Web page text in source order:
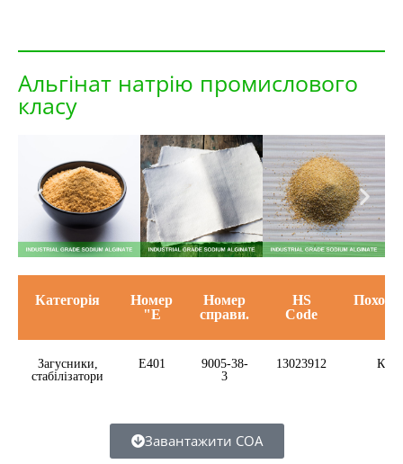
Альгінат натрію промислового
класу
Категорія
Номер
"Е
Номер
справи.
HS
Code
Загусники,
стабілізатори
E401
9005-38-
3
13023912
Завантажити COA